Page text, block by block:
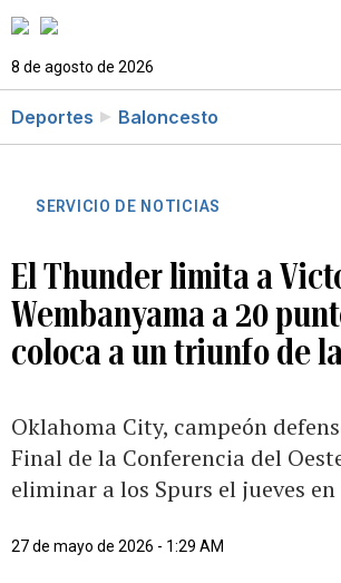
8 de agosto de 2026
Deportes Baloncesto
SERVICIO DE NOTICIAS
El Thunder limita a
Wembanyama a 20
coloca a un triunfo de
Oklahoma City, campeón
Final de la Conferencia del
eliminar a los Spurs el jueves
27 de mayo de 2026 - 1:29 AM